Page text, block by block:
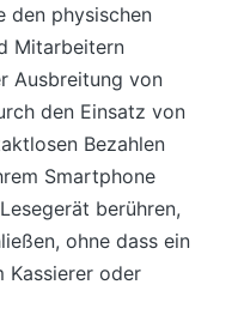
den physischen
Mitarbeitern
Ausbreitung von
den Einsatz von
Bezahlen
Smartphone
berühren,
ohne dass ein
Kassierer oder